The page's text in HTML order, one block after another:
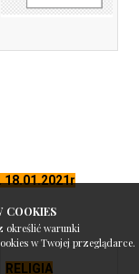
COOKIES
określić warunki
w Twojej przeglądarce.
18.01.2021r
RELIGIA